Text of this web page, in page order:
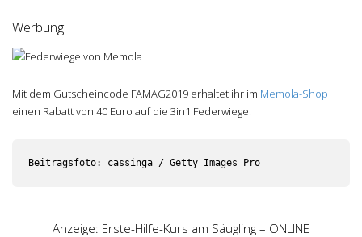
Werbung
Mit dem Gutscheincode FAMAG2019 erhaltet ihr im Memola-Shop
einen Rabatt von 40 Euro auf die 3in1 Federwiege.
Beitragsfoto: cassinga / Getty Images Pro
Anzeige: Erste-Hilfe-Kurs am Säugling – ONLINE